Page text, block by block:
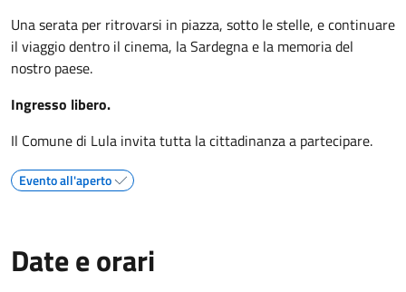
Una serata per ritrovarsi in piazza, sotto le stelle, e continuare
il viaggio dentro il cinema, la Sardegna e la memoria del
nostro paese.
Ingresso libero.
Il Comune di Lula invita tutta la cittadinanza a partecipare.
Evento all'aperto
Date e orari